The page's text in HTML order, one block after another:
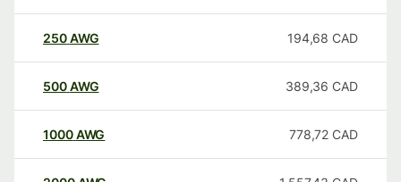
250AWG 194,68 CAD
500AWG 389,36 CAD
1000AWG 778,72 CAD